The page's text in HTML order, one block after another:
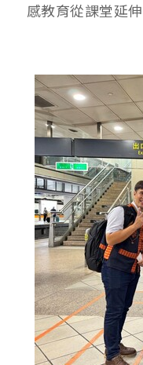
感教育從課堂延